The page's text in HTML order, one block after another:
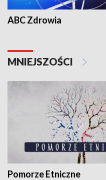
ABC Zdrowia
MNIEJSZOŚCI
Pomorze Etniczne